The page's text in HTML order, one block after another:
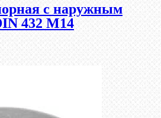
с наружным
432 М14